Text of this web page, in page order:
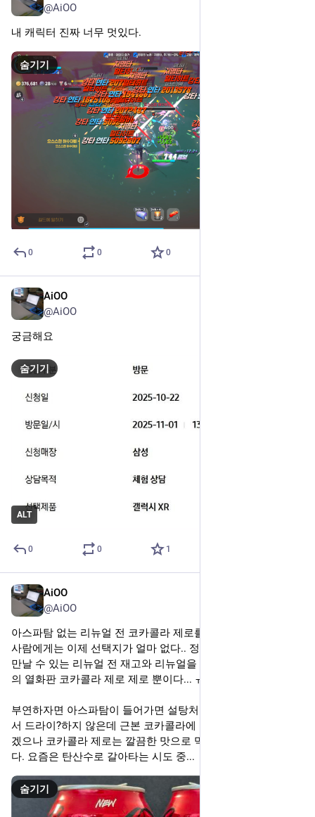
@AiOO
내 캐릭터 진짜 너무 멋있다.
숨기기
0 0 0
AiOO
@AiOO
궁금해요
ALT
숨기기
0 0 1
AiOO
@AiOO
아스파탐 없는 리뉴얼 전 코카콜라 제로를 더 좋아하는 나같은
사람에게는 이제 선택지가 얼마 없다.. 정말 운 좋게 가게에서
만날 수 있는 리뉴얼 전 재고와 리뉴얼을 피해간 코카콜라 제로
의 열화판 코카콜라 제로 제로 뿐이다... ㅠ
부연하자면 아스파탐이 들어가면 설탕처럼 단 맛이 입에 남아
서 드라이?하지 않은데 근본 코카콜라에 가까워졌다고 할 수 있
겠으나 코카콜라 제로는 깔끔한 맛으로 먹었어서 아쉬운 맘이
다. 요즘은 탄산수로 갈아타는 시도 중...
숨기기